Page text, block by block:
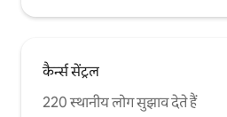
कैर्न्स सेंट्रल
220 स्थानीय लोग सुझाव देते हैं